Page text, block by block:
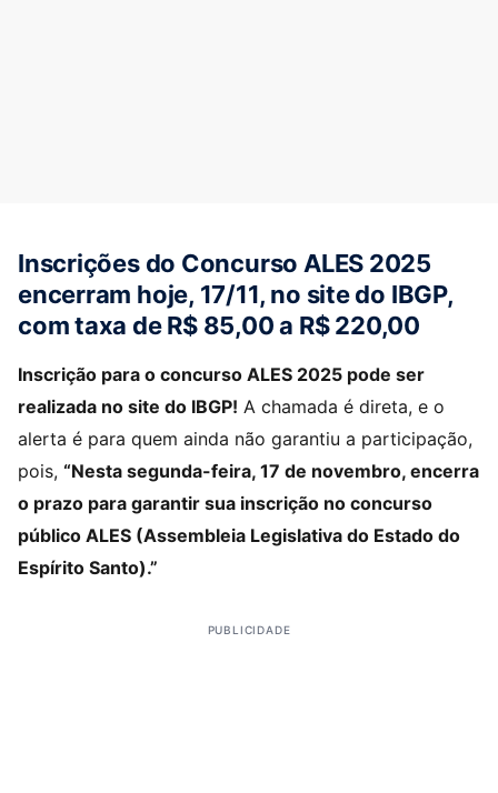
Inscrições do Concurso ALES 2025
encerram hoje, 17/11, no site do IBGP,
com taxa de R$ 85,00 a R$ 220,00
Inscrição para o concurso ALES 2025 pode ser
realizada no site do IBGP! A chamada é direta, e o
alerta é para quem ainda não garantiu a participação,
pois, “Nesta segunda-feira, 17 de novembro, encerra
o prazo para garantir sua inscrição no concurso
público ALES (Assembleia Legislativa do Estado do
Espírito Santo).”
PUBLICIDADE